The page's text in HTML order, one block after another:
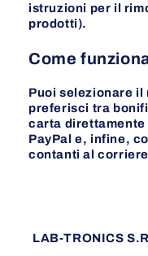
istruzioni per il
prodotti).
Come
Puoi selezionare il
preferisci tra
carta
PayPal e, infine,
contanti al
LAB-TRONICS